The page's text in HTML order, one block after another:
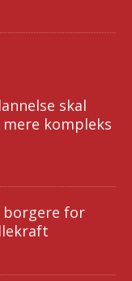
skal
kompleks
for